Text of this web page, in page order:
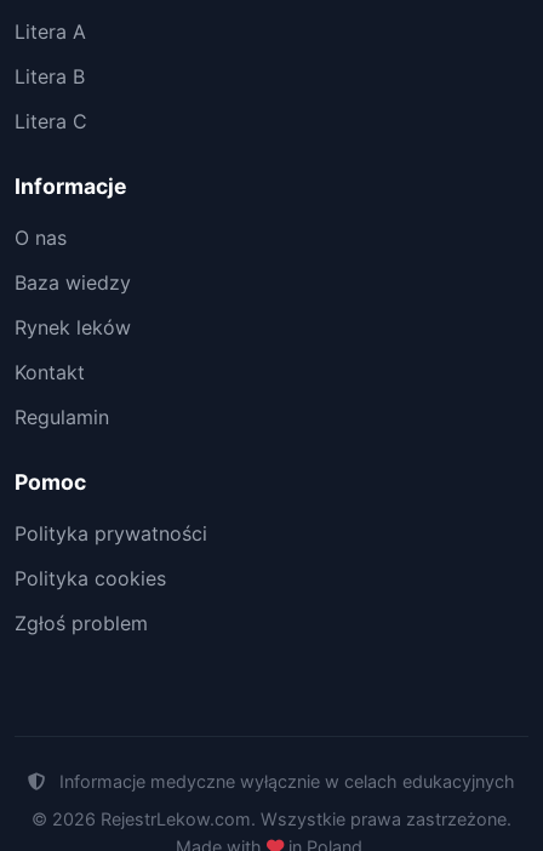
Litera A
Litera B
Litera C
Informacje
O nas
Baza wiedzy
Rynek leków
Kontakt
Regulamin
Pomoc
Polityka prywatności
Polityka cookies
Zgłoś problem
Informacje medyczne wyłącznie w celach edukacyjnych
© 2026 RejestrLekow.com. Wszystkie prawa zastrzeżone.
Made with
in Poland.